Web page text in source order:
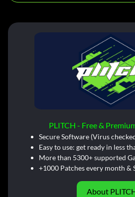
PLITCH - Free &
Secure Software (Virus
Easy to use: get ready in less
More than 5300+ supported
+1000 Patches every month &
About